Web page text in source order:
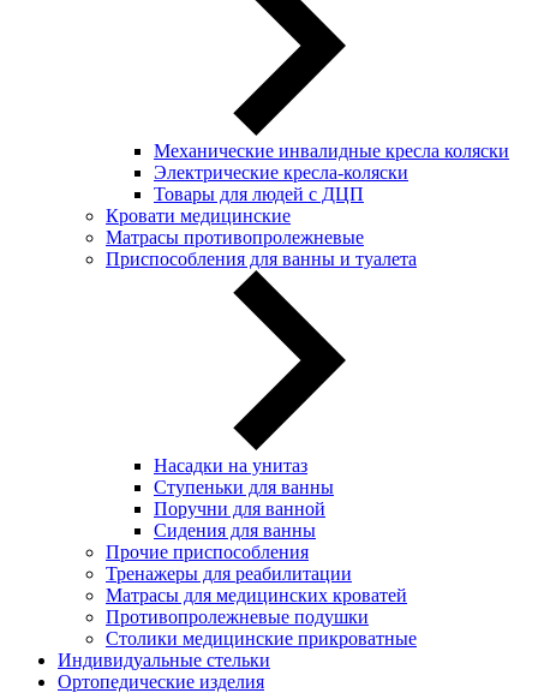
Механические инвалидные кресла коляски
Электрические кресла-коляски
Товары для людей с ДЦП
Кровати медицинские
Матрасы противопролежневые
Приспособления для ванны и туалета
Насадки на унитаз
Ступеньки для ванны
Поручни для ванной
Сидения для ванны
Прочие приспособления
Тренажеры для реабилитации
Матрасы для медицинских кроватей
Противопролежневые подушки
Столики медицинские прикроватные
Индивидуальные стельки
Ортопедические изделия